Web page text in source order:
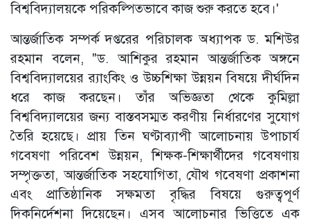
বিশ্ববিদ্যালয়কে পরিকল্পিতভাবে কাজ শুরু করতে হবে।'
আন্তর্জাতিক সম্পর্ক দপ্তরের পরিচালক অধ্যাপক ড. মশিউর
রহমান বলেন, "ড. আশিকুর রহমান আন্তর্জাতিক অঙ্গনে
বিশ্ববিদ্যালয়ের র‍্যাংকিং ও উচ্চশিক্ষা উন্নয়ন বিষয়ে দীর্ঘদিন
ধরে কাজ করছেন। তাঁর অভিজ্ঞতা থেকে কুমিল্লা
বিশ্ববিদ্যালয়ের জন্য বাস্তবসম্মত করণীয় নির্ধারণের সুযোগ
তৈরি হয়েছে। প্রায় তিন ঘণ্টাব্যাপী আলোচনায় উপাচার্য
গবেষণা পরিবেশ উন্নয়ন, শিক্ষক-শিক্ষার্থীদের গবেষণায়
সম্পৃক্ততা, আন্তর্জাতিক সহযোগিতা, যৌথ গবেষণা প্রকাশনা
এবং প্রাতিষ্ঠানিক সক্ষমতা বৃদ্ধির বিষয়ে গুরুত্বপূর্ণ
দিকনির্দেশনা দিয়েছেন। এসব আলোচনার ভিত্তিতে এক